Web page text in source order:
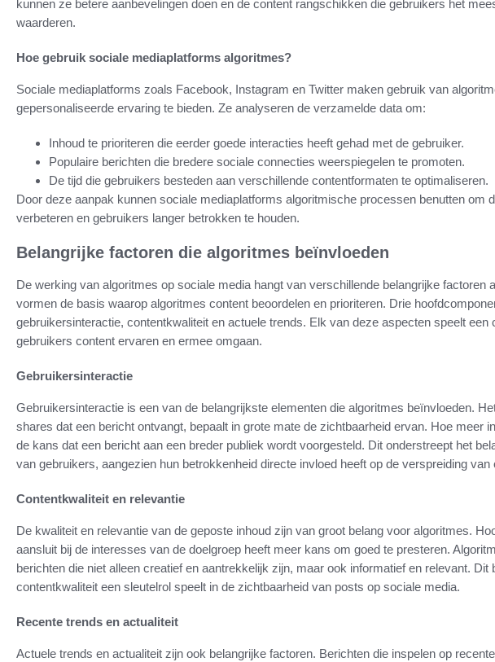
kunnen ze betere aanbevelingen doen en de content rangschikken die gebruikers het
waarderen.
Hoe gebruik sociale mediaplatforms algoritmes?
Sociale mediaplatforms zoals Facebook, Instagram en Twitter maken gebruik van
gepersonaliseerde ervaring te bieden. Ze analyseren de verzamelde data om:
Inhoud te prioriteren die eerder goede interacties heeft gehad met de gebruiker.
Populaire berichten die bredere sociale connecties weerspiegelen te promoten.
De tijd die gebruikers besteden aan verschillende contentformaten te optimaliseren.
Door deze aanpak kunnen sociale mediaplatforms algoritmische processen benutten om
verbeteren en gebruikers langer betrokken te houden.
Belangrijke factoren die algoritmes beïnvloeden
De werking van algoritmes op sociale media hangt van verschillende belangrijke factoren
vormen de basis waarop algoritmes content beoordelen en prioriteren. Drie
gebruikersinteractie, contentkwaliteit en actuele trends. Elk van deze aspecten speelt een
gebruikers content ervaren en ermee omgaan.
Gebruikersinteractie
Gebruikersinteractie is een van de belangrijkste elementen die algoritmes beïnvloeden.
shares dat een bericht ontvangt, bepaalt in grote mate de zichtbaarheid ervan. Hoe meer
de kans dat een bericht aan een breder publiek wordt voorgesteld. Dit onderstreept het
van gebruikers, aangezien hun betrokkenheid directe invloed heeft op de verspreiding van
Contentkwaliteit en relevantie
De kwaliteit en relevantie van de geposte inhoud zijn van groot belang voor algoritmes.
aansluit bij de interesses van de doelgroep heeft meer kans om goed te presteren.
berichten die niet alleen creatief en aantrekkelijk zijn, maar ook informatief en relevant. Dit
contentkwaliteit een sleutelrol speelt in de zichtbaarheid van posts op sociale media.
Recente trends en actualiteit
Actuele trends en actualiteit zijn ook belangrijke factoren. Berichten die inspelen op